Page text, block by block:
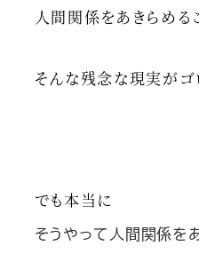
人間関係をあきらめる
そんな残念な現実がゴ
でも本当に
そうやって人間関係を